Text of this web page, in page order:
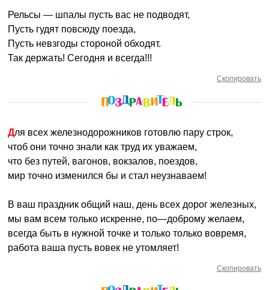
Рельсы — шпалы пусть вас не подводят,
Пусть гудят повсюду поезда,
Пусть невзгоды стороной обходят.
Так держать! Сегодня и всегда!!!
Скопировать
Для всех железнодорожников готовлю пару строк,
чтоб они точно знали как труд их уважаем,
что без путей, вагонов, вокзалов, поездов,
мир точно изменился бы и стал неузнаваем!
В ваш праздник общий наш, день всех дорог железных,
мы вам всем только искренне, по—доброму желаем,
всегда быть в нужной точке и только только вовремя,
работа ваша пусть вовек не утомляет!
Скопировать